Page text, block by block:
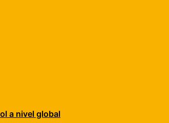
a nivel global